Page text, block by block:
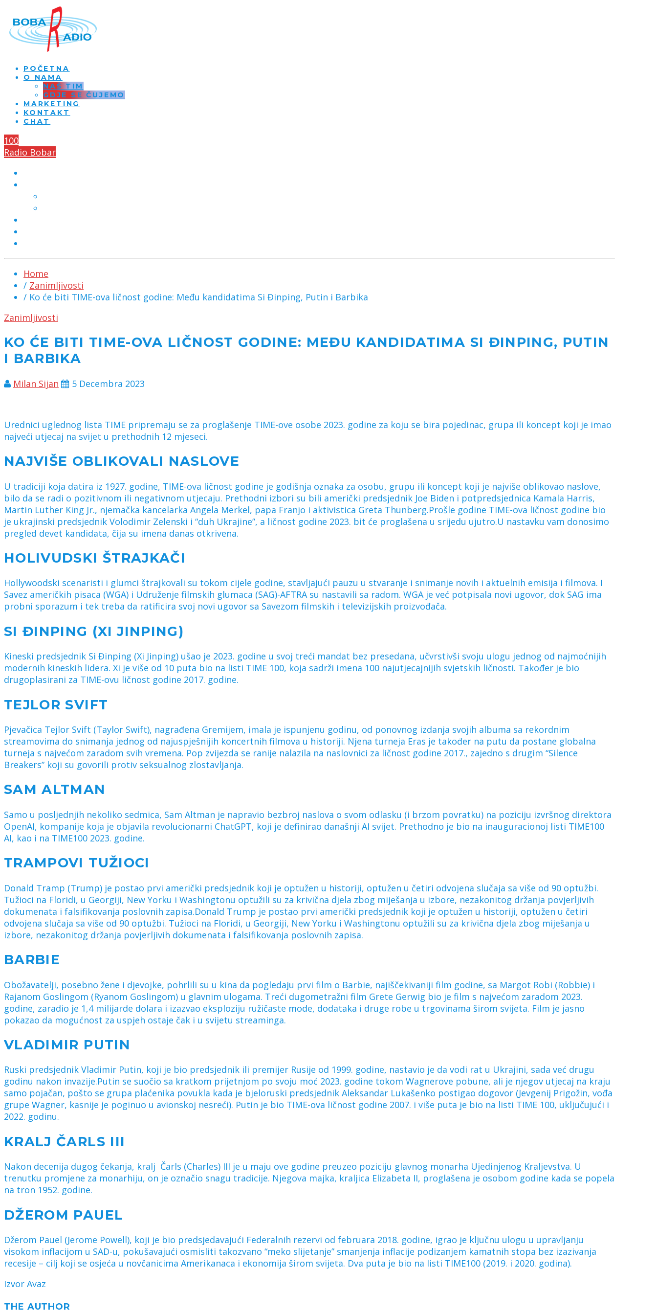
POČETNA
O NAMA
NAŠ TIM
GDJE SE ČUJEMO
MARKETING
KONTAKT
CHAT
100
Radio Bobar
Home
/ Zanimljivosti
/ Ko će biti TIME-ova ličnost godine: Među kandidatima Si Đinping, Putin i Barbika
Zanimljivosti
KO ĆE BITI TIME-OVA LIČNOST GODINE: MEĐU KANDIDATIMA SI ĐINPING, PUTIN
I BARBIKA
Milan Sijan 5 Decembra 2023
Urednici uglednog lista TIME pripremaju se za proglašenje TIME-ove osobe 2023. godine za koju se bira pojedinac, grupa ili koncept koji je imao
najveći utjecaj na svijet u prethodnih 12 mjeseci.
NAJVIŠE OBLIKOVALI NASLOVE
U tradiciji koja datira iz 1927. godine, TIME-ova ličnost godine je godišnja oznaka za osobu, grupu ili koncept koji je najviše oblikovao naslove,
bilo da se radi o pozitivnom ili negativnom utjecaju. Prethodni izbori su bili američki predsjednik Joe Biden i potpredsjednica Kamala Harris,
Martin Luther King Jr., njemačka kancelarka Angela Merkel, papa Franjo i aktivistica Greta Thunberg.Prošle godine TIME-ova ličnost godine bio
je ukrajinski predsjednik Volodimir Zelenski i “duh Ukrajine”, a ličnost godine 2023. bit će proglašena u srijedu ujutro.U nastavku vam donosimo
pregled devet kandidata, čija su imena danas otkrivena.
HOLIVUDSKI ŠTRAJKAČI
Hollywoodski scenaristi i glumci štrajkovali su tokom cijele godine, stavljajući pauzu u stvaranje i snimanje novih i aktuelnih emisija i filmova. I
Savez američkih pisaca (WGA) i Udruženje filmskih glumaca (SAG)-AFTRA su nastavili sa radom. WGA je već potpisala novi ugovor, dok SAG ima
probni sporazum i tek treba da ratificira svoj novi ugovor sa Savezom filmskih i televizijskih proizvođača.
SI ĐINPING (XI JINPING)
Kineski predsjednik Si Đinping (Xi Jinping) ušao je 2023. godine u svoj treći mandat bez presedana, učvrstivši svoju ulogu jednog od najmoćnijih
modernih kineskih lidera. Xi je više od 10 puta bio na listi TIME 100, koja sadrži imena 100 najutjecajnijih svjetskih ličnosti. Također je bio
drugoplasirani za TIME-ovu ličnost godine 2017. godine.
TEJLOR SVIFT
Pjevačica Tejlor Svift (Taylor Swift), nagrađena Gremijem, imala je ispunjenu godinu, od ponovnog izdanja svojih albuma sa rekordnim
streamovima do snimanja jednog od najuspješnijih koncertnih filmova u historiji. Njena turneja Eras je također na putu da postane globalna
turneja s najvećom zaradom svih vremena. Pop zvijezda se ranije nalazila na naslovnici za ličnost godine 2017., zajedno s drugim “Silence
Breakers” koji su govorili protiv seksualnog zlostavljanja.
SAM ALTMAN
Samo u posljednjih nekoliko sedmica, Sam Altman je napravio bezbroj naslova o svom odlasku (i brzom povratku) na poziciju izvršnog direktora
OpenAI, kompanije koja je objavila revolucionarni ChatGPT, koji je definirao današnji AI svijet. Prethodno je bio na inauguracionoj listi TIME100
AI, kao i na TIME100 2023. godine.
TRAMPOVI TUŽIOCI
Donald Tramp (Trump) je postao prvi američki predsjednik koji je optužen u historiji, optužen u četiri odvojena slučaja sa više od 90 optužbi.
Tužioci na Floridi, u Georgiji, New Yorku i Washingtonu optužili su za krivična djela zbog miješanja u izbore, nezakonitog držanja povjerljivih
dokumenata i falsifikovanja poslovnih zapisa.Donald Trump je postao prvi američki predsjednik koji je optužen u historiji, optužen u četiri
odvojena slučaja sa više od 90 optužbi. Tužioci na Floridi, u Georgiji, New Yorku i Washingtonu optužili su za krivična djela zbog miješanja u
izbore, nezakonitog držanja povjerljivih dokumenata i falsifikovanja poslovnih zapisa.
BARBIE
Obožavatelji, posebno žene i djevojke, pohrlili su u kina da pogledaju prvi film o Barbie, najiščekivaniji film godine, sa Margot Robi (Robbie) i
Rajanom Goslingom (Ryanom Goslingom) u glavnim ulogama. Treći dugometražni film Grete Gerwig bio je film s najvećom zaradom 2023.
godine, zaradio je 1,4 milijarde dolara i izazvao eksploziju ružičaste mode, dodataka i druge robe u trgovinama širom svijeta. Film je jasno
pokazao da mogućnost za uspjeh ostaje čak i u svijetu streaminga.
VLADIMIR PUTIN
Ruski predsjednik Vladimir Putin, koji je bio predsjednik ili premijer Rusije od 1999. godine, nastavio je da vodi rat u Ukrajini, sada već drugu
godinu nakon invazije.Putin se suočio sa kratkom prijetnjom po svoju moć 2023. godine tokom Wagnerove pobune, ali je njegov utjecaj na kraju
samo pojačan, pošto se grupa plaćenika povukla kada je bjeloruski predsjednik Aleksandar Lukašenko postigao dogovor (Jevgenij Prigožin, vođa
grupe Wagner, kasnije je poginuo u avionskoj nesreći). Putin je bio TIME-ova ličnost godine 2007. i više puta je bio na listi TIME 100, uključujući i
2022. godinu.
KRALJ ČARLS III
Nakon decenija dugog čekanja, kralj Čarls (Charles) III je u maju ove godine preuzeo poziciju glavnog monarha Ujedinjenog Kraljevstva. U
trenutku promjene za monarhiju, on je označio snagu tradicije. Njegova majka, kraljica Elizabeta II, proglašena je osobom godine kada se popela
na tron 1952. godine.
DŽEROM PAUEL
Džerom Pauel (Jerome Powell), koji je bio predsjedavajući Federalnih rezervi od februara 2018. godine, igrao je ključnu ulogu u upravljanju
visokom inflacijom u SAD-u, pokušavajući osmisliti takozvano “meko slijetanje” smanjenja inflacije podizanjem kamatnih stopa bez izazivanja
recesije – cilj koji se osjeća u novčanicima Amerikanaca i ekonomija širom svijeta. Dva puta je bio na listi TIME100 (2019. i 2020. godina).
Izvor Avaz
THE AUTHOR